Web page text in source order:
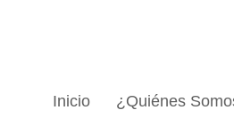
Inicio ¿Quiénes